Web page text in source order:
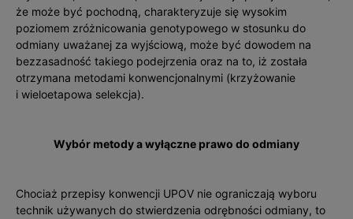
że może być pochodną, charakteryzuje się wysokim
poziomem zróżnicowania genotypowego w stosunku do
odmiany uważanej za wyjściową, może być dowodem na
bezzasadność takiego podejrzenia oraz na to, iż została
otrzymana metodami konwencjonalnymi (krzyżowanie
i wieloetapowa selekcja).
Wybór metody a wyłączne prawo do odmiany
Chociaż przepisy konwencji UPOV nie ograniczają wyboru
technik używanych do stwierdzenia odrębnoś­ci odmiany, to